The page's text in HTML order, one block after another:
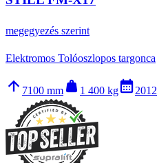
megegyezés szerint
Elektromos Tolóoszlopos targonca
arrow_upward 7100 mm weight 1 400 kgcalendar_month2012